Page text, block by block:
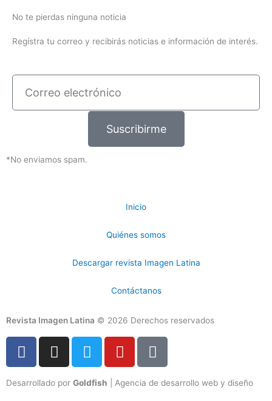
No te pierdas ninguna noticia
Regístra tu correo y recibirás noticias e información de interés.
electrónico
Suscribirme
*No enviamos spam.
Inicio
Quiénes somos
Descargar revista Imagen Latina
Contáctanos
Revista Imagen Latina © 2026 Derechos reservados
F
a
e
I
n
t
T
w
t
Y
o
t
T
i
t
Desarrollado por Goldfish | Agencia de desarrollo web y diseño